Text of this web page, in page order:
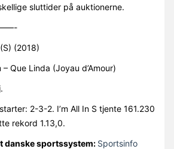
sluttider på auktionerne.
(2018)
Que Linda (Joyau d’Amour)
2-3-2. I’m All In S tjente 161.230
rekord 1.13,0.
danske sportssystem: Sportsinfo